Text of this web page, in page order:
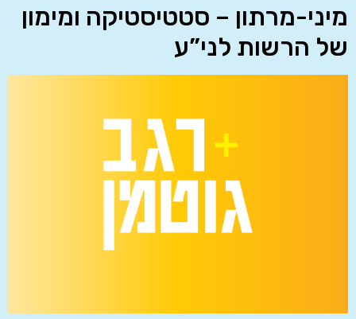
מיני-מרתון – סטטיסטיקה ומימון
של הרשות לני”ע